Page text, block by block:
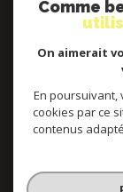
Comme
On aimerait
En poursuivant,
cookies par ce
contenus